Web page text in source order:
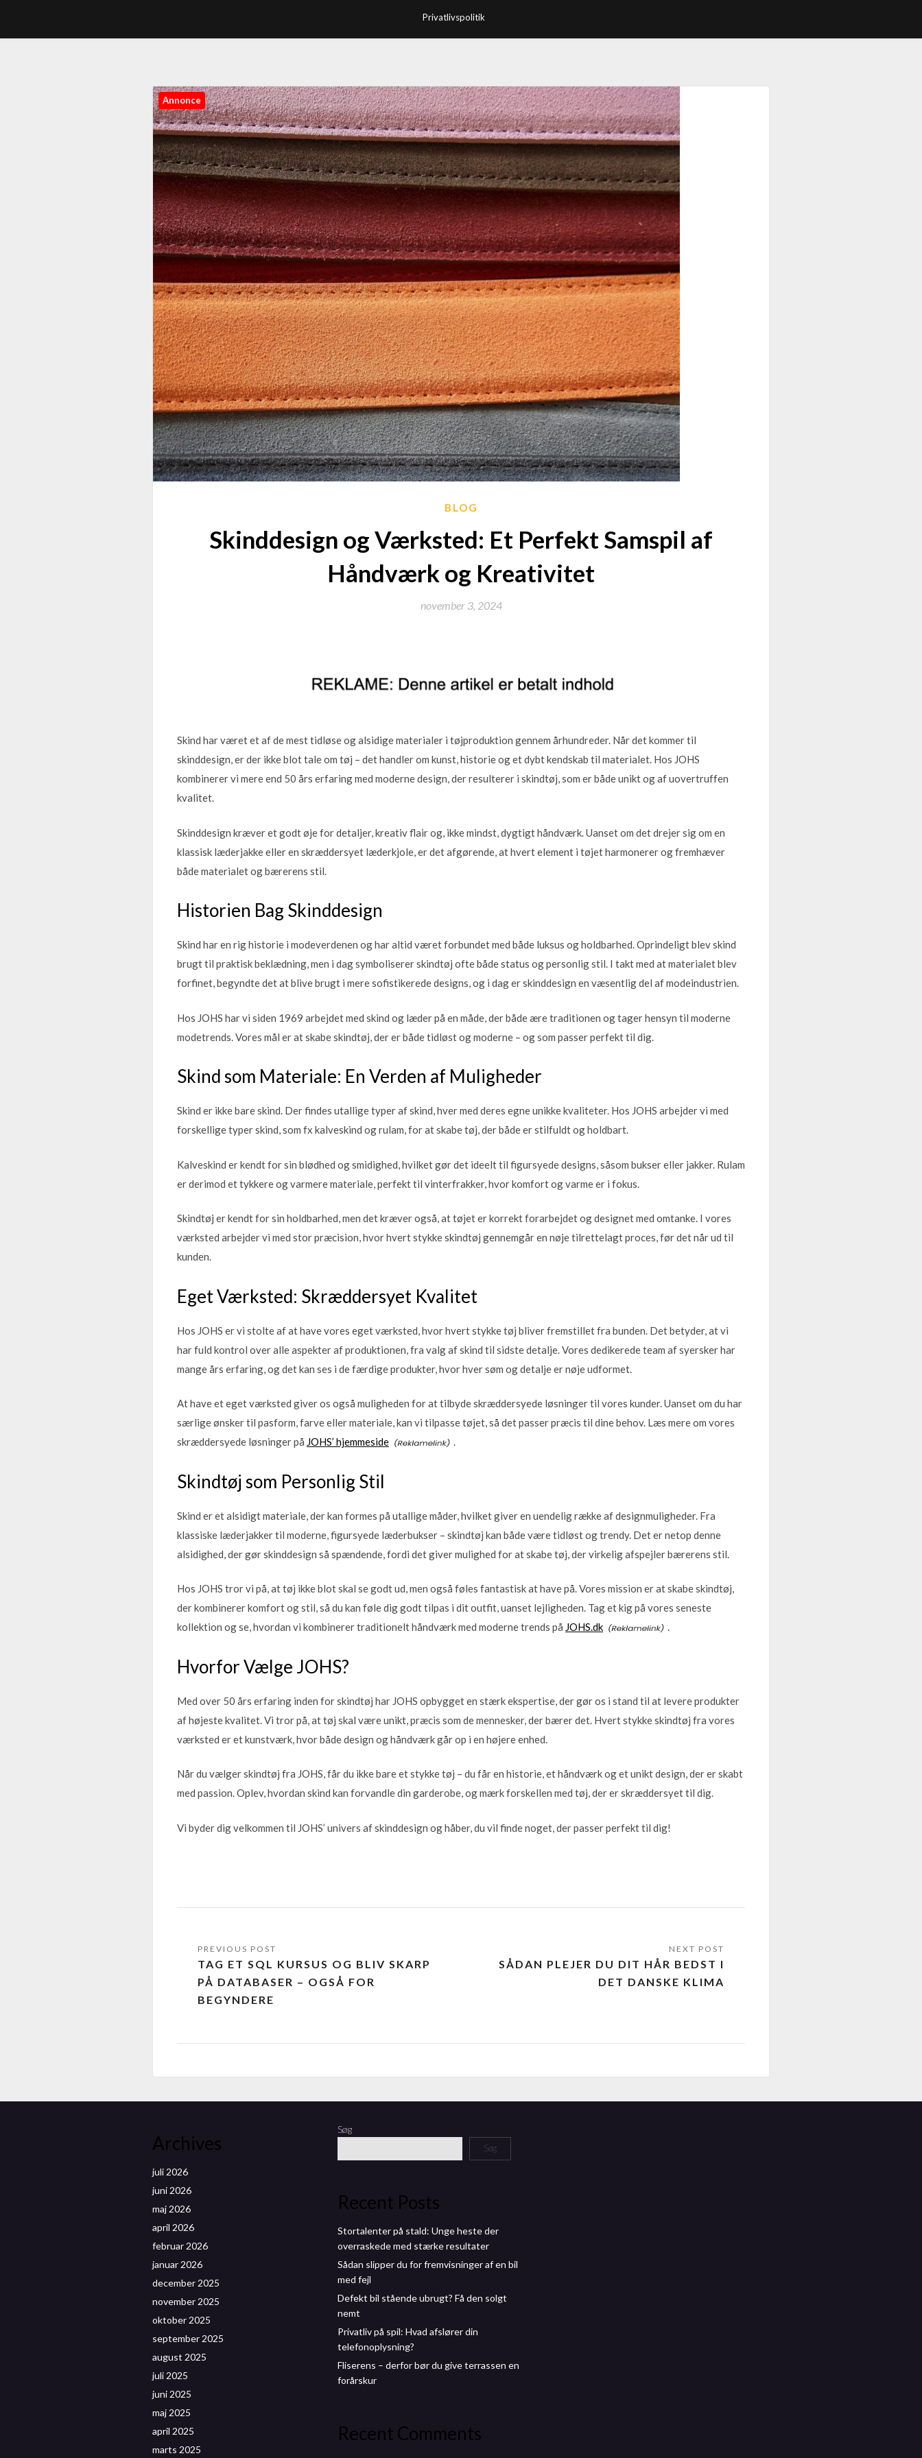
Privatlivspolitik
Annonce
BLOG
Skinddesign og Værksted: Et Perfekt Samspil af
Håndværk og Kreativitet
november 3, 2024
Skind har været et af de mest tidløse og alsidige materialer i tøjproduktion gennem århundreder. Når det kommer til
skinddesign, er der ikke blot tale om tøj – det handler om kunst, historie og et dybt kendskab til materialet. Hos JOHS
kombinerer vi mere end 50 års erfaring med moderne design, der resulterer i skindtøj, som er både unikt og af uovertruffen
kvalitet.
Skinddesign kræver et godt øje for detaljer, kreativ flair og, ikke mindst, dygtigt håndværk. Uanset om det drejer sig om en
klassisk læderjakke eller en skræddersyet læderkjole, er det afgørende, at hvert element i tøjet harmonerer og fremhæver
både materialet og bærerens stil.
Historien Bag Skinddesign
Skind har en rig historie i modeverdenen og har altid været forbundet med både luksus og holdbarhed. Oprindeligt blev skind
brugt til praktisk beklædning, men i dag symboliserer skindtøj ofte både status og personlig stil. I takt med at materialet blev
forfinet, begyndte det at blive brugt i mere sofistikerede designs, og i dag er skinddesign en væsentlig del af modeindustrien.
Hos JOHS har vi siden 1969 arbejdet med skind og læder på en måde, der både ære traditionen og tager hensyn til moderne
modetrends. Vores mål er at skabe skindtøj, der er både tidløst og moderne – og som passer perfekt til dig.
Skind som Materiale: En Verden af Muligheder
Skind er ikke bare skind. Der findes utallige typer af skind, hver med deres egne unikke kvaliteter. Hos JOHS arbejder vi med
forskellige typer skind, som fx kalveskind og rulam, for at skabe tøj, der både er stilfuldt og holdbart.
Kalveskind er kendt for sin blødhed og smidighed, hvilket gør det ideelt til figursyede designs, såsom bukser eller jakker. Rulam
er derimod et tykkere og varmere materiale, perfekt til vinterfrakker, hvor komfort og varme er i fokus.
Skindtøj er kendt for sin holdbarhed, men det kræver også, at tøjet er korrekt forarbejdet og designet med omtanke. I vores
værksted arbejder vi med stor præcision, hvor hvert stykke skindtøj gennemgår en nøje tilrettelagt proces, før det når ud til
kunden.
Eget Værksted: Skræddersyet Kvalitet
Hos JOHS er vi stolte af at have vores eget værksted, hvor hvert stykke tøj bliver fremstillet fra bunden. Det betyder, at vi
har fuld kontrol over alle aspekter af produktionen, fra valg af skind til sidste detalje. Vores dedikerede team af syersker har
mange års erfaring, og det kan ses i de færdige produkter, hvor hver søm og detalje er nøje udformet.
At have et eget værksted giver os også muligheden for at tilbyde skræddersyede løsninger til vores kunder. Uanset om du har
særlige ønsker til pasform, farve eller materiale, kan vi tilpasse tøjet, så det passer præcis til dine behov. Læs mere om vores
skræddersyede løsninger på JOHS’ hjemmeside .
Skindtøj som Personlig Stil
Skind er et alsidigt materiale, der kan formes på utallige måder, hvilket giver en uendelig række af designmuligheder. Fra
klassiske læderjakker til moderne, figursyede læderbukser – skindtøj kan både være tidløst og trendy. Det er netop denne
alsidighed, der gør skinddesign så spændende, fordi det giver mulighed for at skabe tøj, der virkelig afspejler bærerens stil.
Hos JOHS tror vi på, at tøj ikke blot skal se godt ud, men også føles fantastisk at have på. Vores mission er at skabe skindtøj,
der kombinerer komfort og stil, så du kan føle dig godt tilpas i dit outfit, uanset lejligheden. Tag et kig på vores seneste
kollektion og se, hvordan vi kombinerer traditionelt håndværk med moderne trends på JOHS.dk .
Hvorfor Vælge JOHS?
Med over 50 års erfaring inden for skindtøj har JOHS opbygget en stærk ekspertise, der gør os i stand til at levere produkter
af højeste kvalitet. Vi tror på, at tøj skal være unikt, præcis som de mennesker, der bærer det. Hvert stykke skindtøj fra vores
værksted er et kunstværk, hvor både design og håndværk går op i en højere enhed.
Når du vælger skindtøj fra JOHS, får du ikke bare et stykke tøj – du får en historie, et håndværk og et unikt design, der er skabt
med passion. Oplev, hvordan skind kan forvandle din garderobe, og mærk forskellen med tøj, der er skræddersyet til dig.
Vi byder dig velkommen til JOHS’ univers af skinddesign og håber, du vil finde noget, der passer perfekt til dig!
TAG ET SQL KURSUS OG BLIV SKARP
PÅ DATABASER – OGSÅ FOR
BEGYNDERE
SÅDAN PLEJER DU DIT HÅR BEDST I
DET DANSKE KLIMA
Archives
juli 2026
juni 2026
maj 2026
april 2026
februar 2026
januar 2026
december 2025
november 2025
oktober 2025
september 2025
august 2025
juli 2025
juni 2025
maj 2025
april 2025
marts 2025
Søg
Søg
Recent Posts
Stortalenter på stald: Unge heste der
overraskede med stærke resultater
Sådan slipper du for fremvisninger af en bil
med fejl
Defekt bil stående ubrugt? Få den solgt
nemt
Privatliv på spil: Hvad afslører din
telefonoplysning?
Fliserens – derfor bør du give terrassen en
forårskur
Recent Comments